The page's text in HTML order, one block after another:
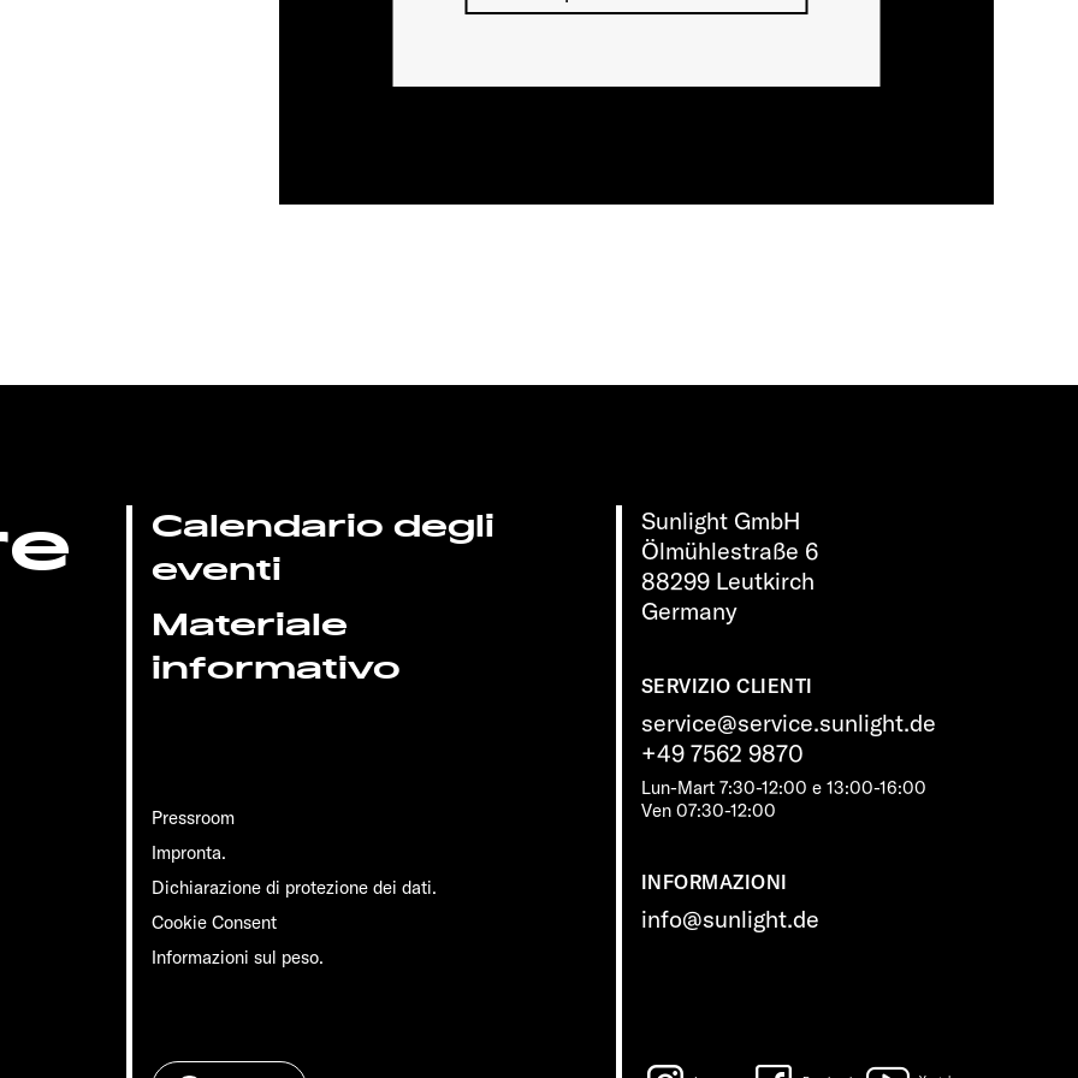
Sunlight GmbH
Ölmühlestraße 6
88299 Leutkirch
Germany
SERVIZIO CLIENTI
service@service.sunlight.de
+49 7562 9870
Lun-Mart 7:30-12:00 e 13:00-16:00
Ven 07:30-12:00
INFORMAZIONI
info@sunlight.de
Calendario degli
eventi
Materiale
informativo
Pressroom
Impronta.
Dichiarazione di protezione dei dati.
Cookie Consent
Informazioni sul peso.